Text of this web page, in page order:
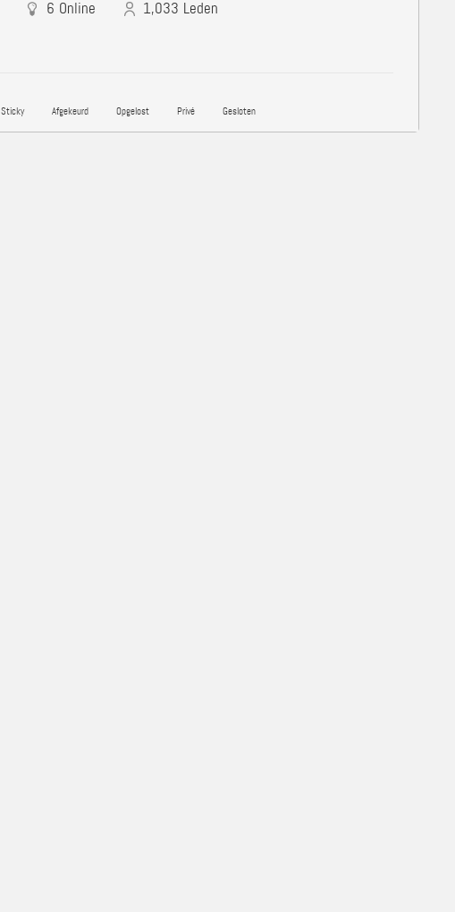
6 Online 1,033 Leden
Sticky Afgekeurd Opgelost Privé Gesloten